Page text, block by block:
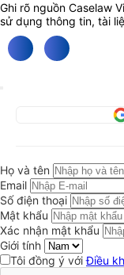
Ghi rõ nguồn Caselaw
sử dụng thông tin, tài
Họ và tên
Email
Số điện thoại
Mật khẩu
Xác nhận mật khẩu
Giới tính
Tôi đồng ý vớiĐiều